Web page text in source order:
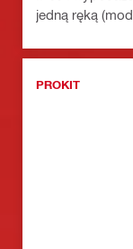
jedną ręką
PROKIT